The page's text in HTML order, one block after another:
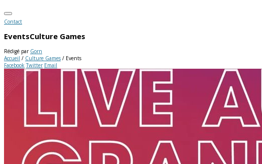
Contact
EventsCulture Games
Rédigé par Gorn
Accueil / Culture Games / Events
Facebook Twitter Email